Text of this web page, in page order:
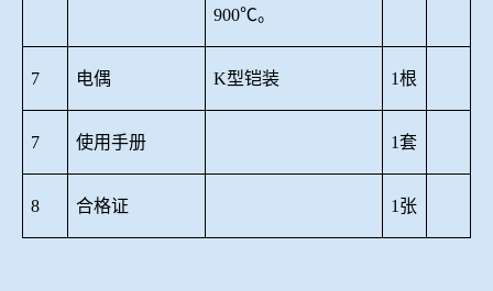
900℃。
7 电偶 K型铠装 1根
7 使用手册 1套
8 合格证 1张